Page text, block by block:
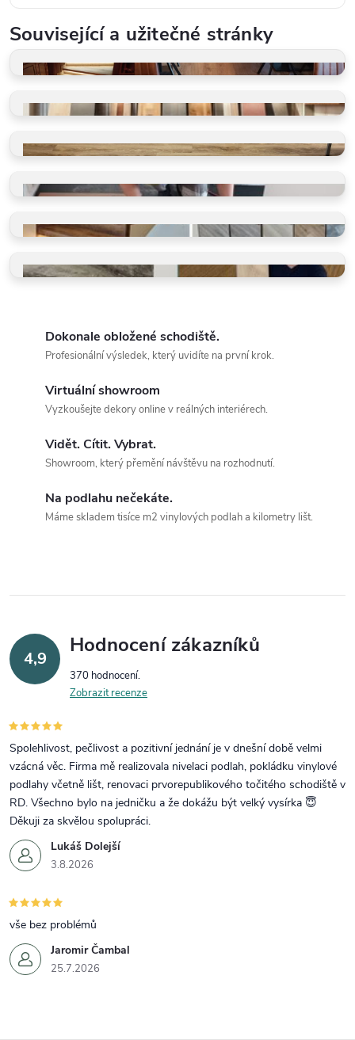
Související a užitečné stránky
Restaurace, obchody, kanceláře
Vhodný i pro komerční provoz
Řešení pro vyšší zátěž
Zkušenosti z provozů
Ukázky řešení naživo
Dokonale obložené schodiště.
Profesionální výsledek, který uvidíte na první krok.
Virtuální showroom
Vyzkoušejte dekory online v reálných interiérech.
Vidět. Cítit. Vybrat.
Showroom, který přemění návštěvu na rozhodnutí.
Na podlahu nečekáte.
Máme skladem tisíce m2 vinylových podlah a kilometry lišt.
4,9
Hodnocení zákazníků
370 hodnocení
Zobrazit recenze
Lukáš Dolejší
3.8.2026
Spolehlivost, pečlivost a pozitivní jednání je v dnešní době velmi
vzácná věc. Firma mě realizovala nivelaci podlah, pokládku vinylové
podlahy včetně lišt, renovaci prvorepublikového točitého schodiště v
RD. Všechno bylo na jedničku a že dokážu být velký vysírka 😇
Děkuji za skvělou spolupráci.
Jaromir Čambal
25.7.2026
vše bez problémů